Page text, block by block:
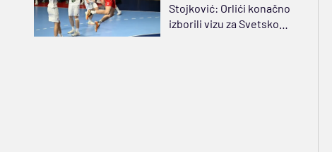
Stojković: Orlići konačno
izborili vizu za Svetsko